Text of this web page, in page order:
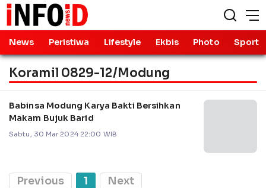
News Peristiwa Lifestyle Ekbis Photo Sport
Koramil 0829-12/Modung
Babinsa Modung Karya Bakti Bersihkan
Makam Bujuk Barid
Sabtu, 30 Mar 2024 22:00 WIB
Previous 1 Next